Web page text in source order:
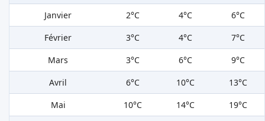
Janvier
2°C 4°C
6°C
Février
3°C 4°C
7°C
Mars
3°C 6°C
9°C
Avril
6°C 10°C
13°C
Mai
10°C 14°C
19°C